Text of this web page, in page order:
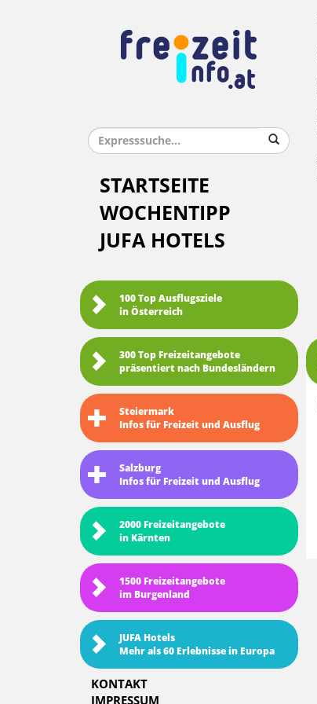
STARTSEITE
WOCHENTIPP
JUFA HOTELS
100 Top Ausflugsziele
in Österreich
300 Top Freizeitangebote
präsentiert nach Bundesländern
Steiermark
Infos für Freizeit und Ausflug
Salzburg
Infos für Freizeit und Ausflug
2000 Freizeitangebote
in Kärnten
1500 Freizeitangebote
im Burgenland
JUFA Hotels
Mehr als 60 Erlebnisse in Europa
KONTAKT
IMPRESSUM